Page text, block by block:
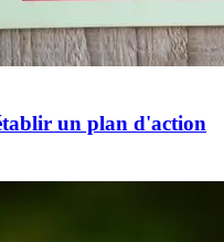
un plan d'action